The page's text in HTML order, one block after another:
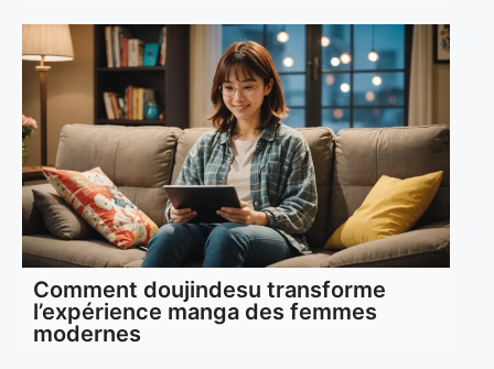
Comment doujindesu transforme
l’expérience manga des femmes
modernes